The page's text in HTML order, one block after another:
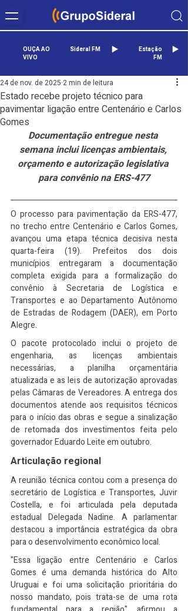
OUÇA AO
VIVO
Sideral FM
Estação
FM
Estado recebe projeto técnico para
pavimentar ligação entre Centenário e Carlos
Gomes
24 de nov. de 2025 2 min de leitura
Documentação entregue nesta
semana inclui licenças ambientais,
orçamento e autorização legislativa
para convênio na ERS-477
O processo para pavimentação da ERS-477,
no trecho entre Centenário e Carlos Gomes,
avançou uma etapa técnica decisiva nesta
quarta-feira (19). Prefeitos dos dois
municípios entregaram a documentação
completa exigida para a formalização do
convênio à Secretaria de Logística e
Transportes e ao Departamento Autônomo
de Estradas de Rodagem (DAER), em Porto
Alegre.
O pacote protocolado inclui o projeto de
engenharia, as licenças ambientais
necessárias, a planilha orçamentária
atualizada e as leis de autorização aprovadas
pelas Câmaras de Vereadores. A entrega dos
documentos atende aos requisitos técnicos
para o início das obras e segue a sinalização
de retomada dos investimentos feita pelo
governador Eduardo Leite em outubro.
Articulação regional
A reunião técnica contou com a presença do
secretário de Logística e Transportes, Juvir
Costella, e foi articulada pela deputada
estadual Delegada Nadine. A parlamentar
destacou a importância estratégica da obra
para o desenvolvimento econômico local.
"Essa ligação entre Centenário e Carlos
Gomes é uma demanda histórica do Alto
Uruguai e foi uma solicitação prioritária do
nosso mandato, pois trata-se de uma rota